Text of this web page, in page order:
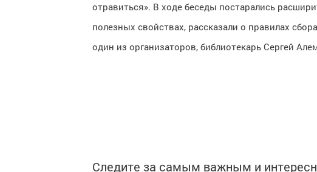
отравиться». В ходе беседы постарались
полезных свойствах, рассказали о правилах
один из организаторов, библиотекарь Сергей
Следите за самым важным и